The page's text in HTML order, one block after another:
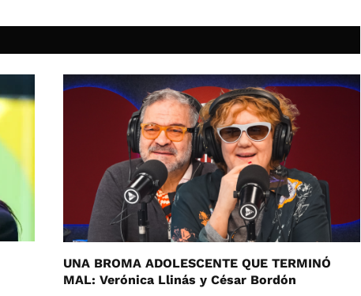
UNA BROMA ADOLESCENTE QUE TERMINÓ
MAL: Verónica Llinás y César Bordón